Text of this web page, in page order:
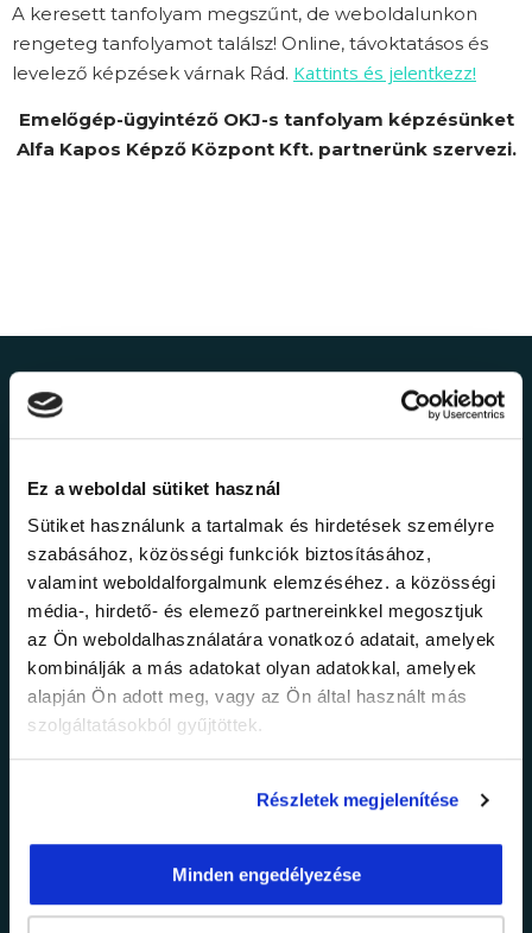
Ez a weboldal sütiket használ
Sütiket használunk a tartalmak és hirdetések személyre
szabásához, közösségi funkciók biztosításához,
valamint weboldalforgalmunk elemzéséhez. a közösségi
média-, hirdető- és elemező partnereinkkel megosztjuk
az Ön weboldalhasználatára vonatkozó adatait, amelyek
kombinálják a más adatokat olyan adatokkal, amelyek
alapján Ön adott meg, vagy az Ön által használt más
szolgáltatásokból gyűjtöttek.
Részletek megjelenítése
Minden engedélyezése
A keresett tanfolyam megszűnt, de weboldalunkon
rengeteg tanfolyamot találsz! Online, távoktatásos és
levelező képzések várnak Rád. Kattints és jelentkezz!
Emelőgép-ügyintéző OKJ-s tanfolyam képzésünket
Alfa Kapos Képző Központ Kft. partnerünk szervezi.
Ne maradj le a
legfrissebb
információkról!
Értesülj elsőként legújabb tanfolyamainkról,
legfrissebb híreinkről és időszakos
promócióinkról.
adatkezelési tájékoztatóban